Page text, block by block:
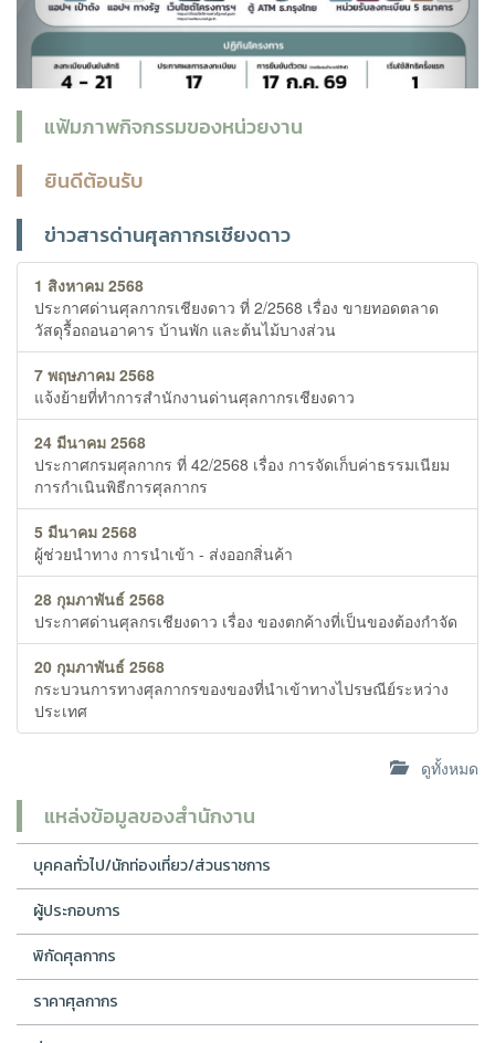
แฟ้มภาพกิจกรรมของหน่วยงาน
ยินดีต้อนรับ
ข่าวสารด่านศุลกากรเชียงดาว
1 สิงหาคม 2568
ประกาศด่านศุลกากรเชียงดาว ที่ 2/2568 เรื่อง ขายทอดตลาด
วัสดุรื้อถอนอาคาร บ้านพัก และต้นไม้บางส่วน
7 พฤษภาคม 2568
แจ้งย้ายที่ทำการสำนักงานด่านศุลกากรเชียงดาว
24 มีนาคม 2568
ประกาศกรมศุลกากร ที่ 42/2568 เรื่อง การจัดเก็บค่าธรรมเนียม
การกำเนินพิธีการศุลกากร
5 มีนาคม 2568
ผู้ช่วยนำทาง การนำเข้า - ส่งออกสิ่นค้า
28 กุมภาพันธ์ 2568
ประกาศด่านศุลกรเชียงดาว เรื่อง ของตกค้างที่เป็นของต้องกำจัด
20 กุมภาพันธ์ 2568
กระบวนการทางศุลกากรของของที่นำเข้าทางไปรษณีย์ระหว่าง
ประเทศ
ดูทั้งหมด
แหล่งข้อมูลของสำนักงาน
บุคคลทั่วไป/นักท่องเที่ยว/ส่วนราชการ
ผู้ประกอบการ
พิกัดศุลกากร
ราคาศุลกากร